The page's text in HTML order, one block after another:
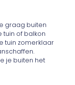
graag buiten
tuin of balkon
tuin zomerklaar
je buiten het